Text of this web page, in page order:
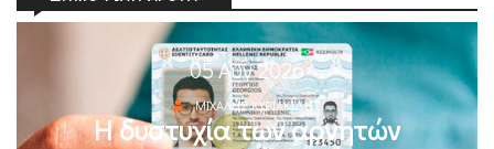
05 Αυγ 2026
ΜΙΧΆΛΗΣ ΚΥΡΙΑΚΊΔΗΣ
Η δυστυχία των αρνητών